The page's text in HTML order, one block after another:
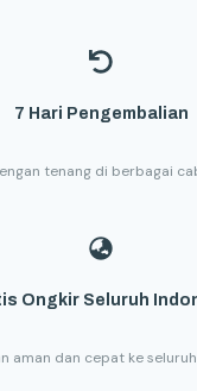
7 Hari Pengembalian
tenang di berbagai
Ongkir Seluruh
aman dan cepat ke